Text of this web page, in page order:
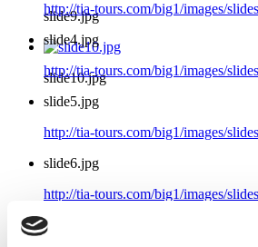
slide9.jpg
slide10.jpg
http://tia-tours.com/big1/images/
slide4.jpg
http://tia-tours.com/big1/images/
slide5.jpg
http://tia-tours.com/big1/images/
slide6.jpg
http://tia-tours.com/big1/images/
slide7.jpg